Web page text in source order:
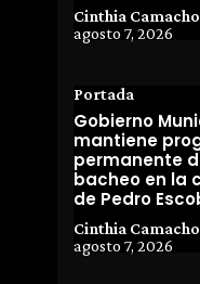
Cinthia Camacho
agosto 7, 2026
Portada
Gobierno
mantiene
permanente
bacheo en la
de Pedro
Cinthia Camacho
agosto 7, 2026